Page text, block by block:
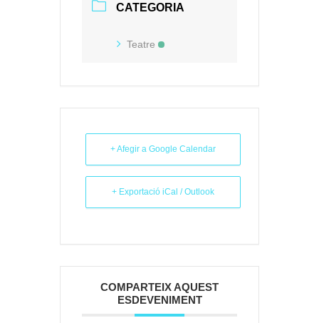
CATEGORIA
Teatre
+ Afegir a Google Calendar
+ Exportació iCal / Outlook
COMPARTEIX AQUEST
ESDEVENIMENT